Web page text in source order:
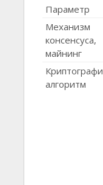
Параметр
Механизм
консенсуса,
майнинг
алгоритм